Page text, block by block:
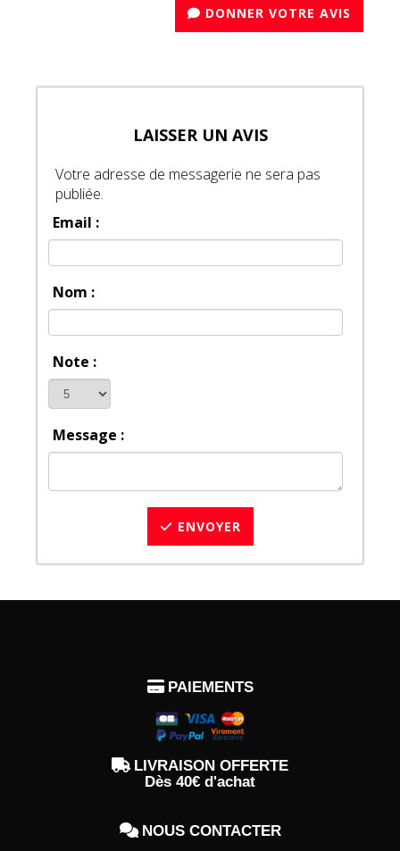
DONNER VOTRE AVIS
LAISSER UN AVIS
Votre adresse de messagerie ne sera pas
publiée.
Email :
Nom :
Note :
Message :
ENVOYER
 PAIEMENTS
 LIVRAISON OFFERTE
Dès 40€ d'achat
 NOUS CONTACTER